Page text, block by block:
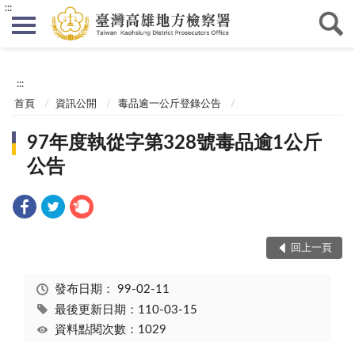
:::
:::
首頁 資訊公開 毒品逾一公斤登錄公告
97年度執從字第328號毒品逾1公斤
公告
回上一頁
發布日期： 99-02-11
最後更新日期：110-03-15
資料點閱次數：1029